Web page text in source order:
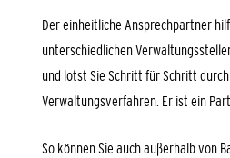
Der einheitliche Ansprechpartner
unterschiedlichen
und lotst Sie Schritt für Schritt
Verwaltungsverfahren. Er ist ein
So können Sie auch außerhalb von